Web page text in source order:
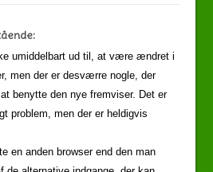
umiddelbart ud til, at være ændret i
men der er desværre nogle, der
benytte den nye fremviser. Det er
problem, men der er heldigvis
en anden browser end den man